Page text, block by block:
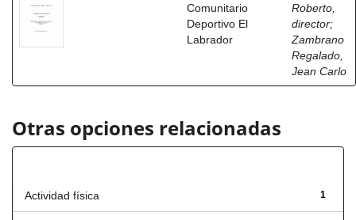
Comunitario
Deportivo El
Labrador
Roberto,
director;
Zambrano
Regalado,
Jean Carlo
Otras opciones relacionadas
1
Actividad física